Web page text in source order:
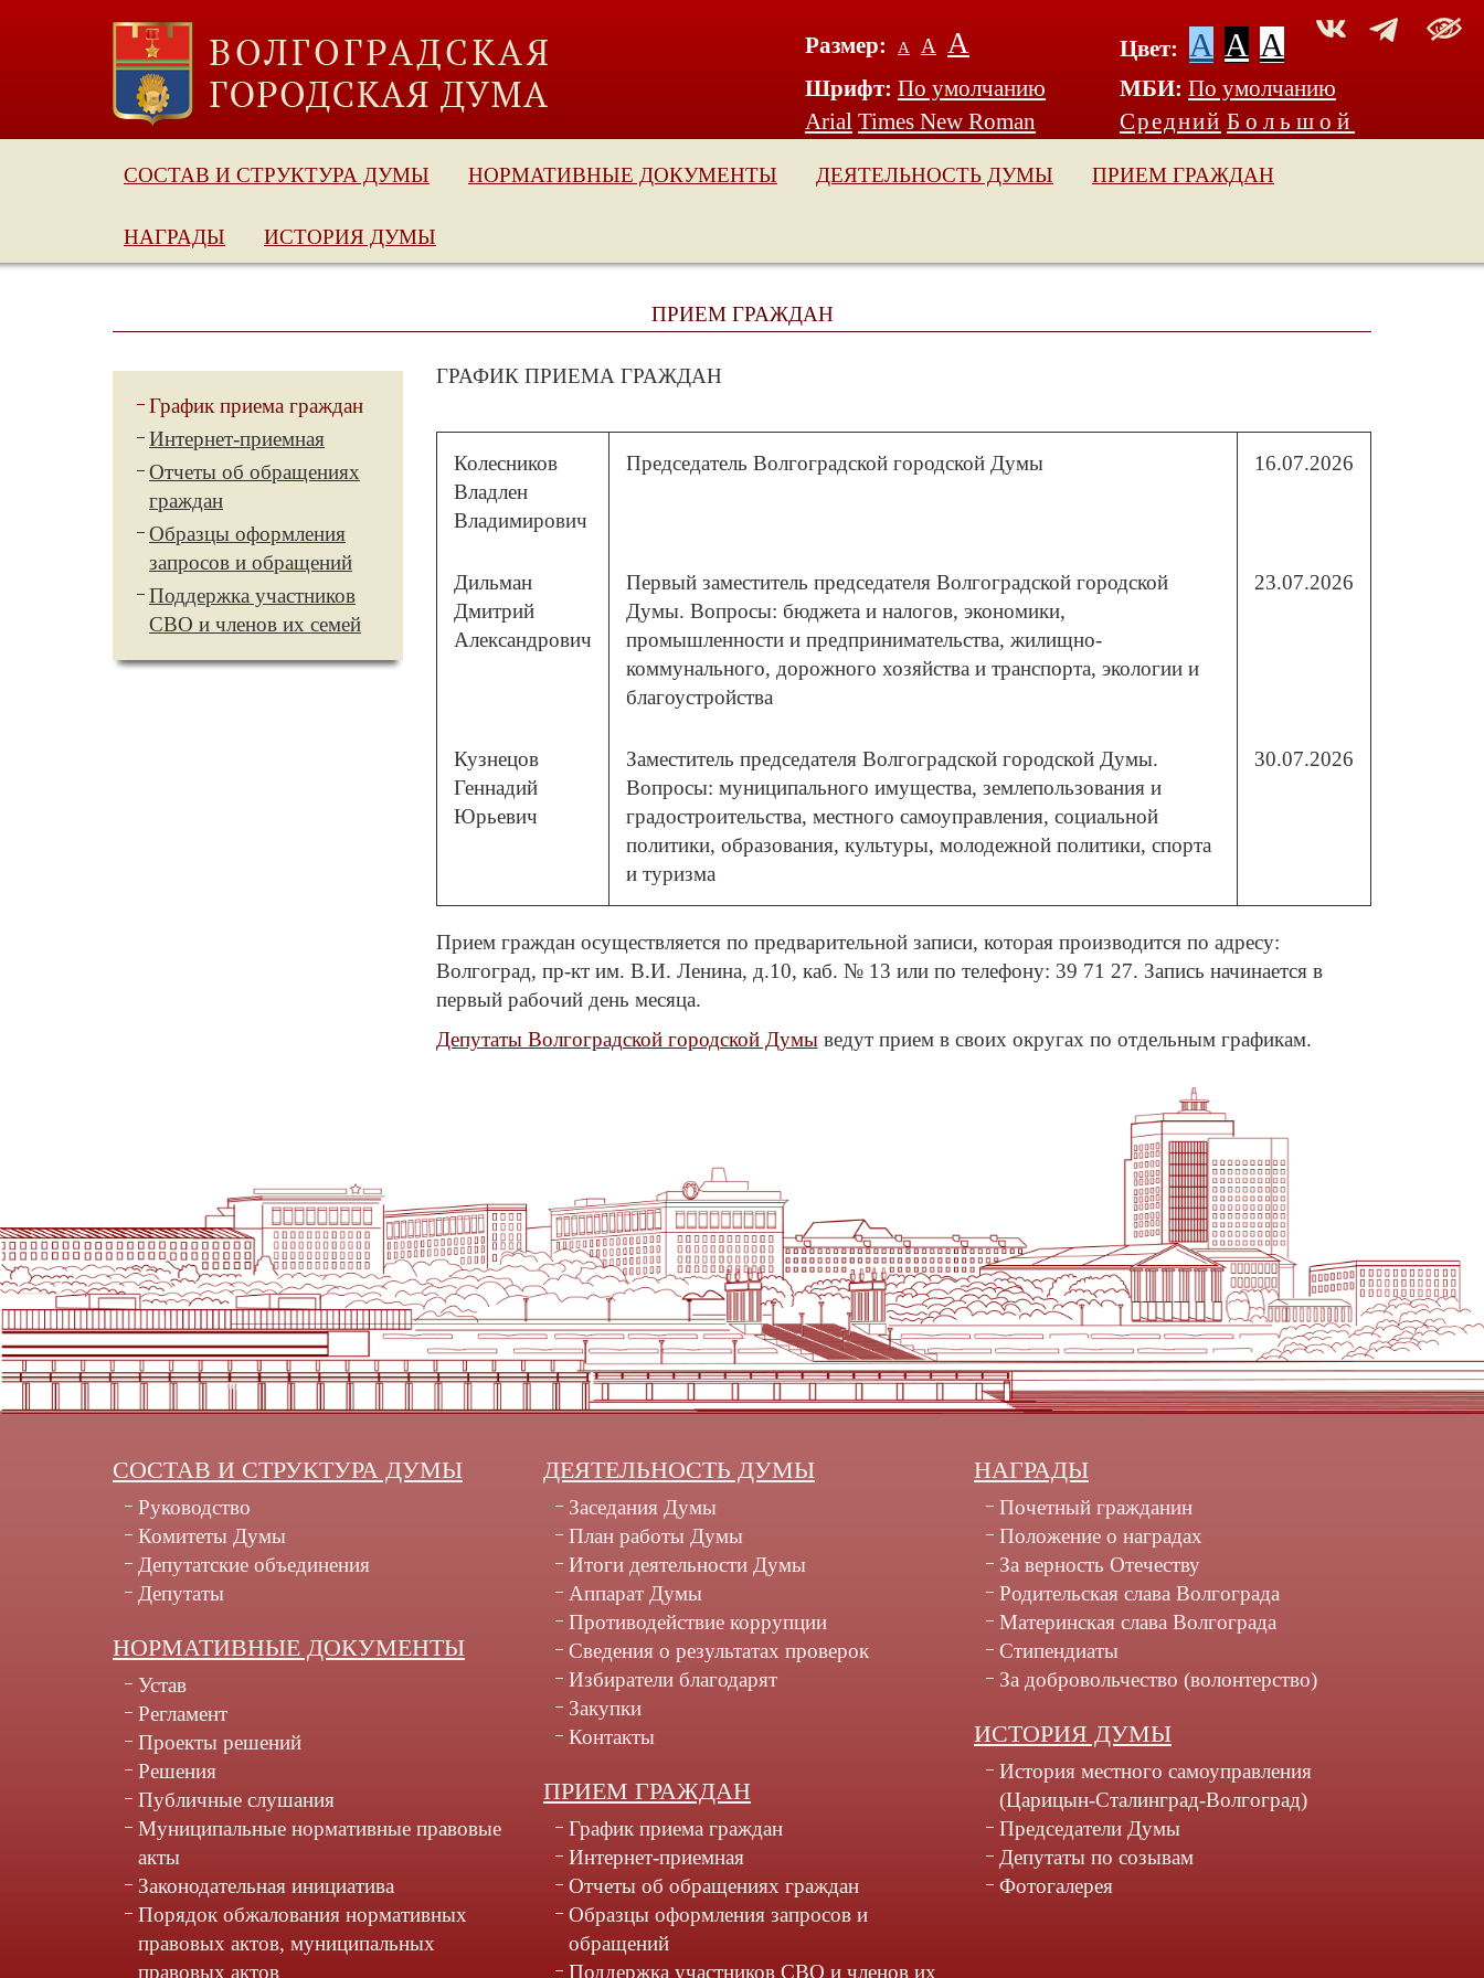
Размер: А А А Цвет: A A A
Шрифт: По умолчанию
Arial Times New Roman
МБИ: По умолчанию
Средний Большой
СОСТАВ И СТРУКТУРА ДУМЫ НОРМАТИВНЫЕ ДОКУМЕНТЫ ДЕЯТЕЛЬНОСТЬ ДУМЫ ПРИЕМ ГРАЖДАН
НАГРАДЫ ИСТОРИЯ ДУМЫ
ПРИЕМ ГРАЖДАН
График приема граждан
Интернет-приемная
Отчеты об обращениях
граждан
Образцы оформления
запросов и обращений
Поддержка участников
СВО и членов их семей
ГРАФИК ПРИЕМА ГРАЖДАН
Колесников
Владлен
Владимирович
Председатель Волгоградской городской Думы 16.07.2026
Дильман
Дмитрий
Александрович
Первый заместитель председателя Волгоградской городской
Думы. Вопросы: бюджета и налогов, экономики,
промышленности и предпринимательства, жилищно-
коммунального, дорожного хозяйства и транспорта, экологии и
благоустройства
23.07.2026
Кузнецов
Геннадий
Юрьевич
Заместитель председателя Волгоградской городской Думы.
Вопросы: муниципального имущества, землепользования и
градостроительства, местного самоуправления, социальной
политики, образования, культуры, молодежной политики, спорта
и туризма
30.07.2026
Прием граждан осуществляется по предварительной записи, которая производится по адресу:
Волгоград, пр-кт им. В.И. Ленина, д.10, каб. № 13 или по телефону: 39 71 27. Запись начинается в
первый рабочий день месяца.
Депутаты Волгоградской городской Думыведут прием в своих округах по отдельным графикам.
СОСТАВ И СТРУКТУРА ДУМЫ
Руководство
Комитеты Думы
Депутатские объединения
Депутаты
НОРМАТИВНЫЕ ДОКУМЕНТЫ
Устав
Регламент
Проекты решений
Решения
Публичные слушания
Муниципальные нормативные правовые
акты
Законодательная инициатива
Порядок обжалования нормативных
правовых актов, муниципальных
правовых актов
ДЕЯТЕЛЬНОСТЬ ДУМЫ
Заседания Думы
План работы Думы
Итоги деятельности Думы
Аппарат Думы
Противодействие коррупции
Сведения о результатах проверок
Избиратели благодарят
Закупки
Контакты
ПРИЕМ ГРАЖДАН
График приема граждан
Интернет-приемная
Отчеты об обращениях граждан
Образцы оформления запросов и
обращений
Поддержка участников СВО и членов их
НАГРАДЫ
Почетный гражданин
Положение о наградах
За верность Отечеству
Родительская слава Волгограда
Материнская слава Волгограда
Стипендиаты
За добровольчество (волонтерство)
ИСТОРИЯ ДУМЫ
История местного самоуправления
(Царицын-Сталинград-Волгоград)
Председатели Думы
Депутаты по созывам
Фотогалерея